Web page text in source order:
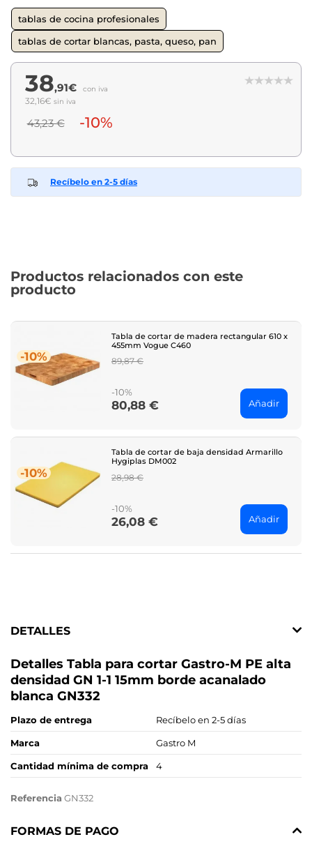
tablas de cocina profesionales
tablas de cortar blancas, pasta, queso, pan
38,91€ con iva
32,16€ sin iva
43,23 € -10%
Recíbelo en 2-5 días
Productos relacionados con este
producto
-10%
Tabla de cortar de madera rectangular 610 x
455mm Vogue C460
Regular
89,87 €
-10%
Price
80,88 € Añadir
-10%
Tabla de cortar de baja densidad Armarillo
Hygiplas DM002
Regular
28,98 €
-10%
Price
26,08 € Añadir
DETALLES
Detalles Tabla para cortar Gastro-M PE alta
densidad GN 1-1 15mm borde acanalado
blanca GN332
Plazo de entrega Recíbelo en 2-5 días
Marca Gastro M
Cantidad mínima de compra 4
Referencia GN332
FORMAS DE PAGO